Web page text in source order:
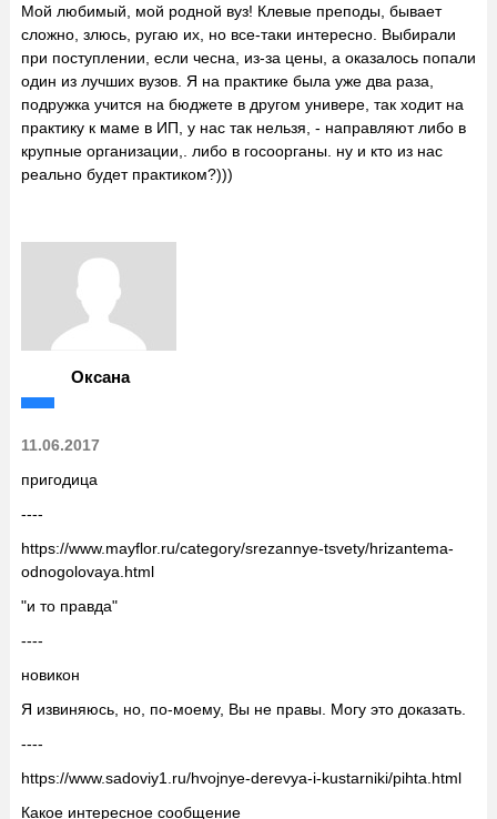
Мой любимый, мой родной вуз! Клевые преподы, бывает
сложно, злюсь, ругаю их, но все-таки интересно. Выбирали
при поступлении, если чесна, из-за цены, а оказалось попали
один из лучших вузов. Я на практике была уже два раза,
подружка учится на бюджете в другом универе, так ходит на
практику к маме в ИП, у нас так нельзя, - направляют либо в
крупные организации,. либо в госоорганы. ну и кто из нас
реально будет практиком?)))
Оксана
11.06.2017
пригодица
----
https://www.mayflor.ru/category/srezannye-tsvety/hrizantema-
odnogolovaya.html
"и то правда"
----
новикон
Я извиняюсь, но, по-моему, Вы не правы. Могу это доказать.
----
https://www.sadoviy1.ru/hvojnye-derevya-i-kustarniki/pihta.html
Какое интересное сообщение